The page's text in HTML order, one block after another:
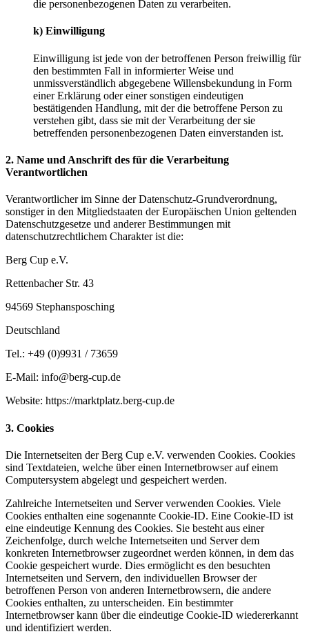
die personenbezogenen Daten zu verarbeiten.
k) Einwilligung
Einwilligung ist jede von der betroffenen Person freiwillig für
den bestimmten Fall in informierter Weise und
unmissverständlich abgegebene Willensbekundung in Form
einer Erklärung oder einer sonstigen eindeutigen
bestätigenden Handlung, mit der die betroffene Person zu
verstehen gibt, dass sie mit der Verarbeitung der sie
betreffenden personenbezogenen Daten einverstanden ist.
2. Name und Anschrift des für die Verarbeitung
Verantwortlichen
Verantwortlicher im Sinne der Datenschutz-Grundverordnung,
sonstiger in den Mitgliedstaaten der Europäischen Union geltenden
Datenschutzgesetze und anderer Bestimmungen mit
datenschutzrechtlichem Charakter ist die:
Berg Cup e.V.
Rettenbacher Str. 43
94569 Stephansposching
Deutschland
Tel.: +49 (0)9931 / 73659
E-Mail: info@berg-cup.de
Website: https://marktplatz.berg-cup.de
3. Cookies
Die Internetseiten der Berg Cup e.V. verwenden Cookies. Cookies
sind Textdateien, welche über einen Internetbrowser auf einem
Computersystem abgelegt und gespeichert werden.
Zahlreiche Internetseiten und Server verwenden Cookies. Viele
Cookies enthalten eine sogenannte Cookie-ID. Eine Cookie-ID ist
eine eindeutige Kennung des Cookies. Sie besteht aus einer
Zeichenfolge, durch welche Internetseiten und Server dem
konkreten Internetbrowser zugeordnet werden können, in dem das
Cookie gespeichert wurde. Dies ermöglicht es den besuchten
Internetseiten und Servern, den individuellen Browser der
betroffenen Person von anderen Internetbrowsern, die andere
Cookies enthalten, zu unterscheiden. Ein bestimmter
Internetbrowser kann über die eindeutige Cookie-ID wiedererkannt
und identifiziert werden.